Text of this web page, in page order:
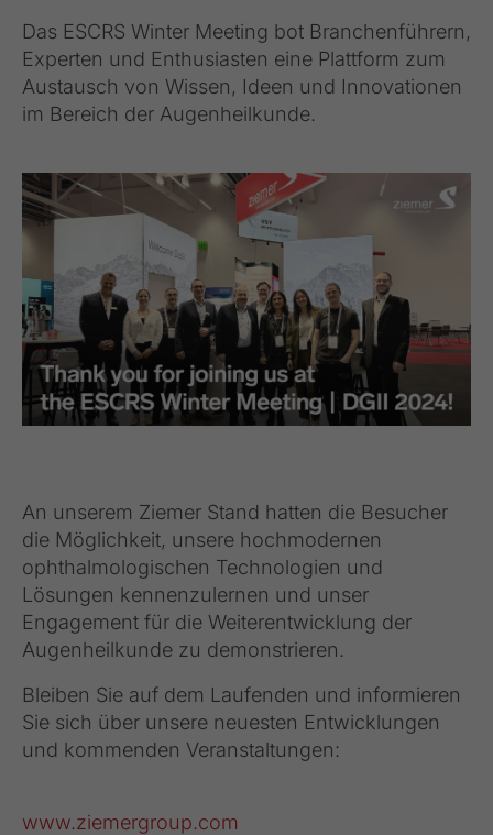
Das ESCRS Winter Meeting bot Branchenführern,
Experten und Enthusiasten eine Plattform zum
Austausch von Wissen, Ideen und Innovationen
im Bereich der Augenheilkunde.
An unserem Ziemer Stand hatten die Besucher
die Möglichkeit, unsere hochmodernen
ophthalmologischen Technologien und
Lösungen kennenzulernen und unser
Engagement für die Weiterentwicklung der
Augenheilkunde zu demonstrieren.
Bleiben Sie auf dem Laufenden und informieren
Sie sich über unsere neuesten Entwicklungen
und kommenden Veranstaltungen:
www.ziemergroup.com